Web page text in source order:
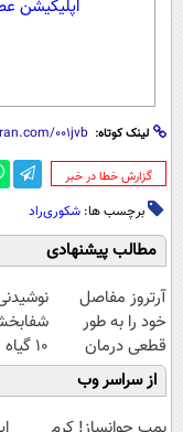
اپلیکیشن
لینک کوتاه:
‌گزارش خطا در خبر
برچسب ها: شکوری‌راد
مطالب پیشنهادی
آرتروز مفاصل
خود را به طور
قطعی درمان
کنید!
◗پرسش‌نامه◖
10 گیاه
امشب)
از سراسر وب